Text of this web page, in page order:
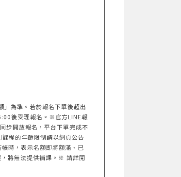
為準。若於報名下單後超出
後受理報名。※官方LINE報
步開放報名，平台下單完成不
程的年齡限制請以網頁公告
時，表示名額即將額滿、已
將無法提供補課。※ 請詳閱